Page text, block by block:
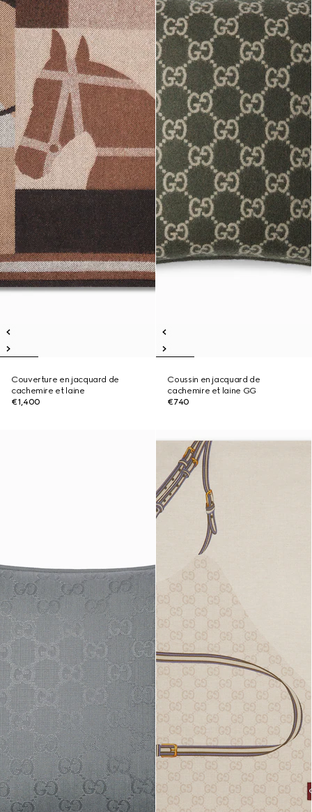
Couverture en jacquard de
cachemire et laine
€1,400
Coussin en jacquard de
cachemire et laine GG
€740